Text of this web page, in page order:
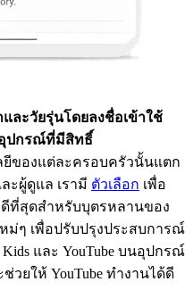
ละวัยรุ่นโดยลงชื่อเข้าใช้
อุปกรณ์ที่มีสิทธิ์
ของแต่ละครอบครัวนั้นแตก
ะผู้ดูแล เรามี ตัวเลือก เพื่อ
ดีที่สุดสำหรับบุตรหลานของ
ม่ๆ เพื่อปรับปรุงประสบการณ์
Kids และ YouTube บนอุปกรณ์
วยให้ YouTube ทำงานได้ดี